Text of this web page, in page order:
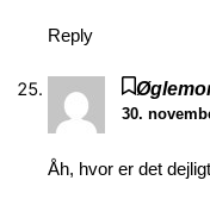
Reply
30.
Åh, hvor er det